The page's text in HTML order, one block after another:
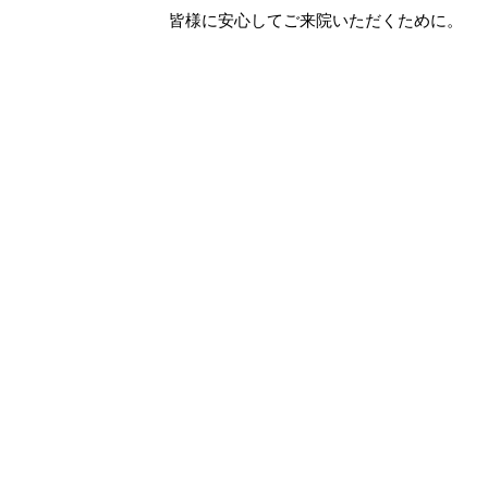
皆様に安心してご来院いただくために。